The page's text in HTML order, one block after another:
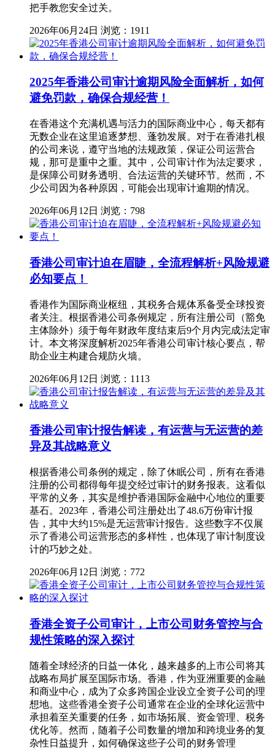
把手教您安全过关。
2026年06月24日 浏览：1911
2025年香港公司审计逾期风险全面解析，如何
避免罚款，确保合规经营！
在香港这个充满机遇与活力的国际商业中心，每天都有
无数企业在这里追逐梦想、蓬勃发展。对于在香港扎根
的公司来说，遵守当地的法规政策，保证公司运营合
规，那可是重中之重。其中，公司审计作为法定要求，
是保障公司财务透明、合法运营的关键环节。然而，不
少公司因为各种原因，可能会出现审计逾期的情况。
2026年06月12日 浏览：798
香港公司审计迫在眉睫，全流程解析+风险规避
必知要点！
香港作为国际商业枢纽，其税务合规体系备受全球投资
者关注。根据香港公司条例规定，所有注册公司（豁免
主体除外）须于每年财政年度结束后9个月内完成法定审
计。本文将深度解析2025年香港公司审计核心要点，帮
助企业主构建合规防火墙。
2026年06月12日 浏览：1113
香港公司审计报告解读，有运营与无运营的差
异及其战略意义
根据香港公司条例的规定，除了休眠公司，所有在香港
注册的公司都得每年提交经过审计的财务报表。这看似
平常的义务，其实是维护香港国际金融中心地位的重要
基石。2023年，香港公司注册处出了48.6万份审计报
告，其中大约15%是无运营审计报告。这些数字不仅展
示了香港公司运营形态的多样性，也体现了审计制度设
计的巧妙之处。
2026年06月12日 浏览：772
香港全资子公司审计，上市公司财务管控与合
规性策略的深入探讨
随着全球经济的日益一体化，越来越多的上市公司将其
战略布局扩展至国际市场。香港，作为亚洲重要的金融
和商业中心，成为了众多跨国企业设立全资子公司的理
想地。这些香港全资子公司通常在企业的全球化运营中
承担着至关重要的任务，如市场拓展、资金管理、税务
优化等。然而，随着子公司数量的增加和跨境业务的复
杂性日益提升，如何确保这些子公司的财务管理